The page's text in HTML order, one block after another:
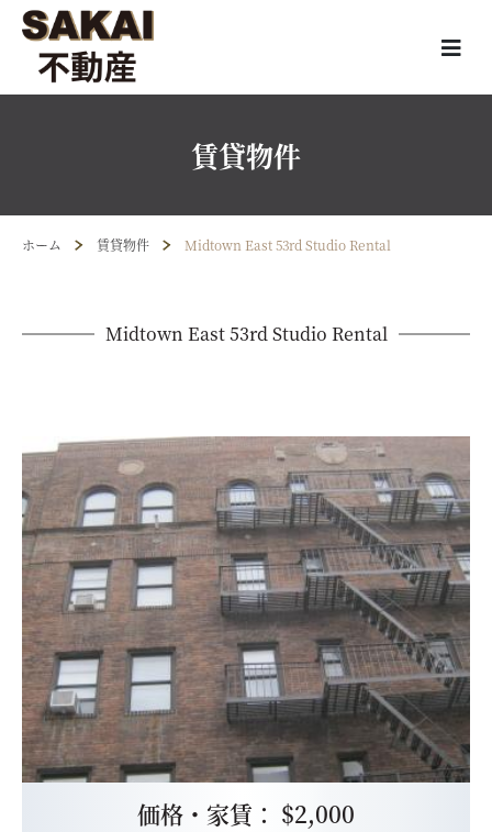
賃貸物件
ホーム 賃貸物件 Midtown East 53rd Studio Rental
Midtown East 53rd Studio Rental
価格・家賃： $2,000